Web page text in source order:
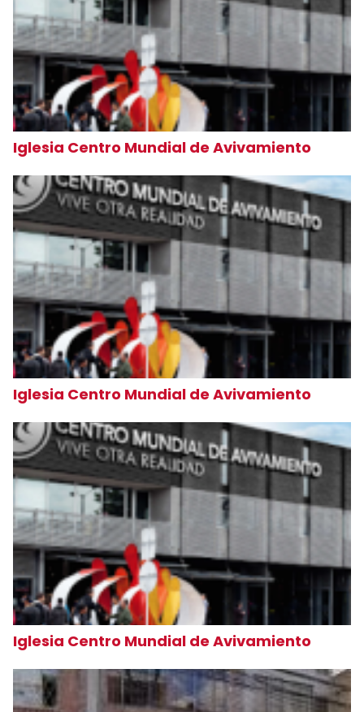
Iglesia Centro Mundial de Avivamiento
Iglesia Centro Mundial de Avivamiento
Iglesia Centro Mundial de Avivamiento